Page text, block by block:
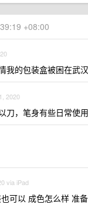
+08:00
我的包装盒被困在武汉
2020
刀，笔身有些日常使
via iPad
可以 成色怎么样 准备